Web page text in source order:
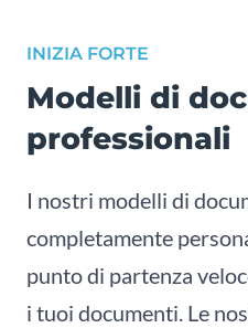
INIZIA FORTE
Modelli di
professionali
I nostri modelli di
completamente
punto di partenza
i tuoi documenti. Le